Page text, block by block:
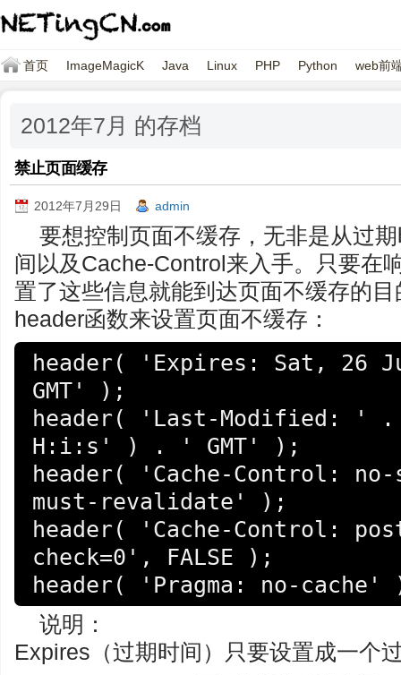
首页 ImageMagicK Java Linux PHP Python web前
2012年7月 的存档
禁止页面缓存
2012年7月29日 admin
要想控制页面不缓存，无非是从过
间以及Cache-Control来入手。只要在
置了这些信息就能到达页面不缓存的
header函数来设置页面不缓存：
header( 'Expires: Sat, 26
GMT' );
header( 'Last-Modified: ' .
H:i:s' ) . ' GMT' );
header( 'Cache-Control:
must-revalidate' );
header( 'Cache-Control:
check=0', FALSE );
header( 'Pragma: no-cache'
说明：
Expires（过期时间）只要设置成一个